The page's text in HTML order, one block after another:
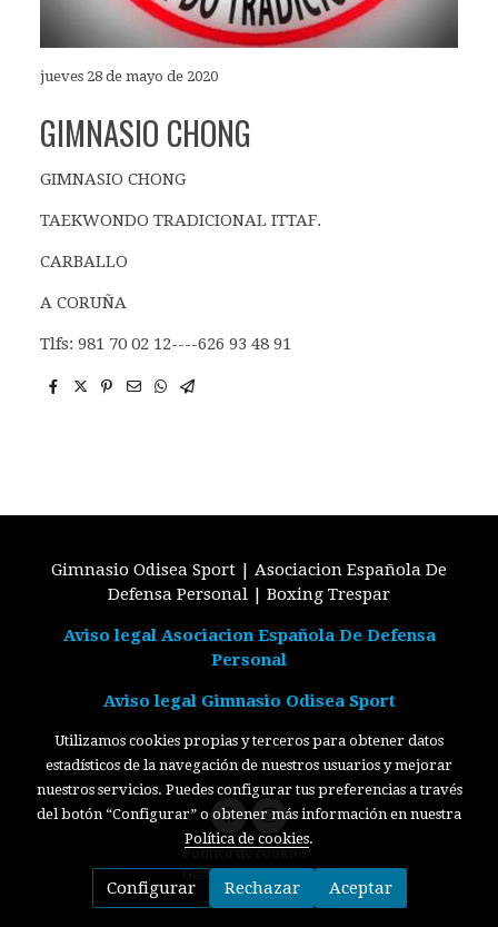
jueves 28 de mayo de 2020
GIMNASIO CHONG
GIMNASIO CHONG
TAEKWONDO TRADICIONAL ITTAF.
CARBALLO
A CORUÑA
Tlfs: 981 70 02 12----626 93 48 91
Gimnasio Odisea Sport | Asociacion Española De
Defensa Personal | Boxing Trespar
Aviso legal Asociacion Española De Defensa
Personal
Aviso legal Gimnasio Odisea Sport
Política de cookies
Gestión de cookies
Utilizamos cookies propias y terceros para obtener datos
estadísticos de la navegación de nuestros usuarios y mejorar
nuestros servicios. Puedes configurar tus preferencias a través
del botón “Configurar” o obtener más información en nuestra
Política de cookies.
Configurar Rechazar Aceptar